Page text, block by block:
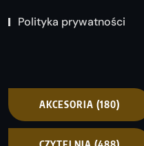
Polityka prywatności
AKCESORIA (180)